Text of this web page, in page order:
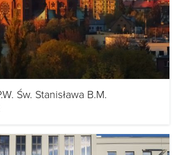
Św. Stanisława B.M.